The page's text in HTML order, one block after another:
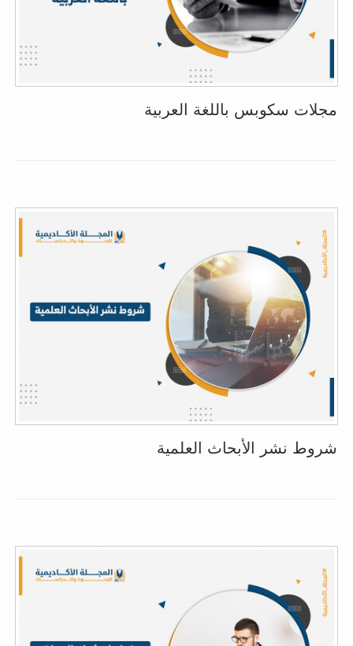
مجلات سكوبس باللغة العربية
شروط نشر الأبحاث العلمية